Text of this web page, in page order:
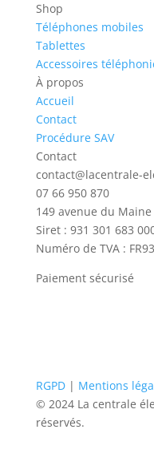
Shop
Téléphones mobiles
Tablettes
Accessoires
À propos
Accueil
Contact
Procédure SAV
Contact
contact@lacentrale-
07 66 950 870
149 avenue du
Siret : 931 301 683
Numéro de TVA :
Paiement sécurisé
RGPD| Mentions
© 2024 La centrale
réservés.